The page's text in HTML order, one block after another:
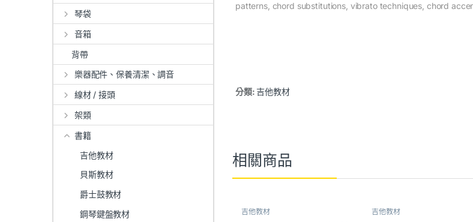
patterns, chord substitutions, vibrato techniques, chord
分類:吉他教材
相關商品
吉他教材 吉他教材
琴袋
音箱
背帶
樂器配件、保養清潔、調音
線材 / 接頭
架類
書籍
吉他教材
貝斯教材
爵士鼓教材
鋼琴鍵盤教材